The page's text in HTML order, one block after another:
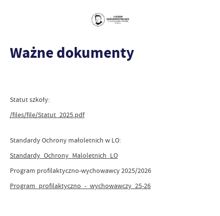
Ważne dokumenty
Statut szkoły:
/files/file/Statut_2025.pdf
Standardy Ochrony małoletnich w LO:
Standardy_Ochrony_Maloletnich_LO
Program profilaktyczno-wychowawcy 2025/2026
Program_profilaktyczno_-_wychowawczy_25-26